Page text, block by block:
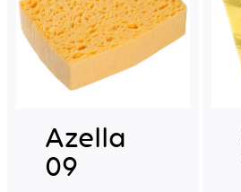
Azella
09